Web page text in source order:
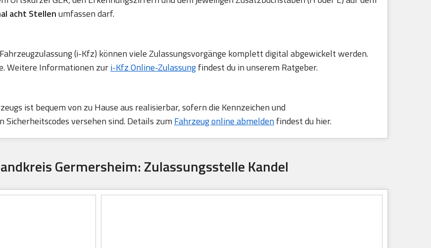
acht Stellenumfassen darf.
(i-Kfz) können viele Zulassungsvorgänge komplett digital abgewickelt werden.
Weitere Informationen zuri-Kfz Online-Zulassungfindest du in unserem Ratgeber.
ist bequem von zu Hause aus realisierbar, sofern die Kennzeichen und
versehen sind. Details zum Fahrzeug online abmeldenfindest du hier.
Germersheim: Zulassungsstelle Kandel